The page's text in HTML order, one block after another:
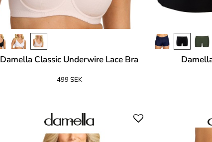
Damella Classic Underwire Lace Bra
499 SEK